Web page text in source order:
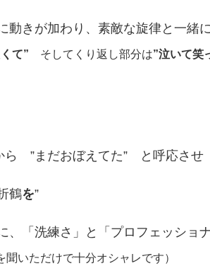
動きが加わり、素敵な旋律と一緒
て” そしてくり返し部分は”泣いて笑
ら ”まだおぼえてた” と呼応さ
鶴を”
、「洗練さ」と「プロフェッショ
いただけで十分オシャレです）